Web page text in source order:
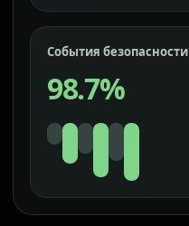
События безопасности
98.7%